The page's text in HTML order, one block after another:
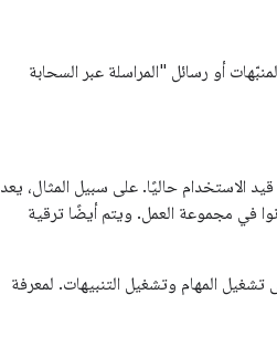
أو رسائل "المراسلة عبر السحابة
الاستخدام حاليًا. على سبيل المثال، يعد
في مجموعة العمل. ويتم أيضًا ترقية
المهام وتشغيل التنبيهات. لمعرفة